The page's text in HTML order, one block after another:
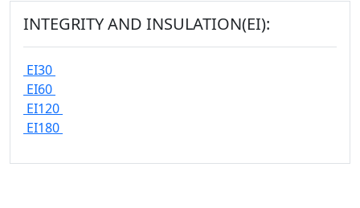
INTEGRITY AND INSULATION(EI):
EI30
EI60
EI120
EI180